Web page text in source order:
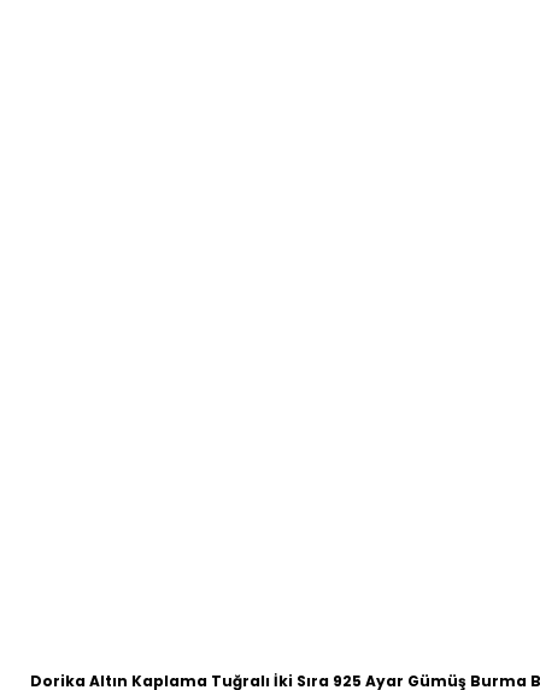
Dorika Altın Kaplama Tuğralı İki Sıra 925 Ayar Gümüş Burma